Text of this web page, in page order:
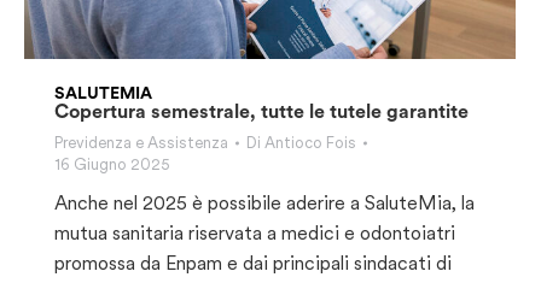
SALUTEMIA
Copertura semestrale, tutte le tutele garantite
Previdenza e Assistenza Di Antioco Fois
16 Giugno 2025
Anche nel 2025 è possibile aderire a SaluteMia, la
mutua sanitaria riservata a medici e odontoiatri
promossa da Enpam e dai principali sindacati di